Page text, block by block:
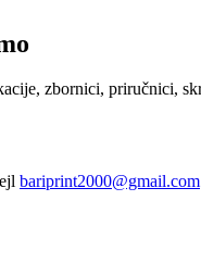
zbornici, priručnici,
bariprint2000@gmail.com